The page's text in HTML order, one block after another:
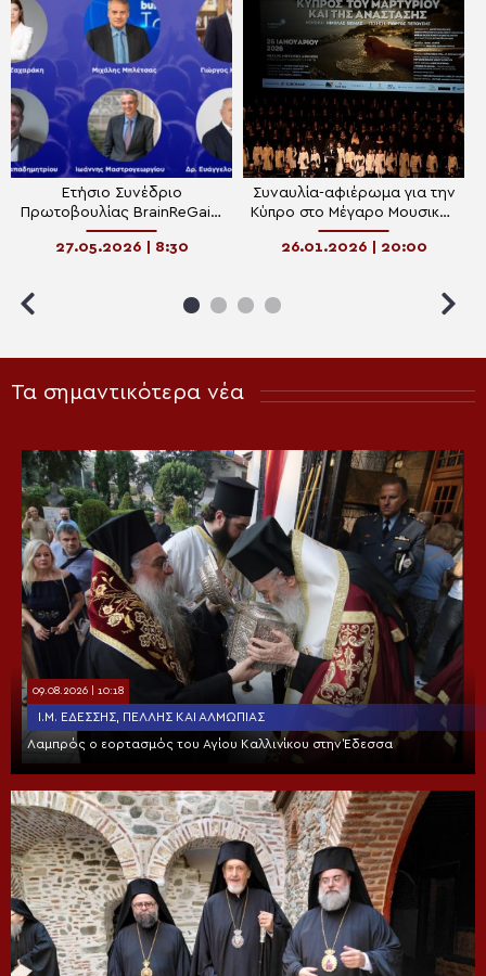
Ετήσιο Συνέδριο
Πρωτοβουλίας BrainReGain,
την Παρασκευή 29 Μαΐου στο
Μέγαρο Μουσικής Αθηνών
27.05.2026 | 8:30
Συναυλία-αφιέρωμα για την
Κύπρο στο Μέγαρο Μουσικής
Αθηνών (ΒΙΝΤΕΟ)
26.01.2026 | 20:00
Τα σημαντικότερα νέα
09.08.2026 | 10:18
Ι.Μ. ΕΔΈΣΣΗΣ, ΠΈΛΛΗΣ ΚΑΙ ΑΛΜΩΠΊΑΣ
Λαμπρός ο εορτασμός του Αγίου Καλλινίκου στην Έδεσσα